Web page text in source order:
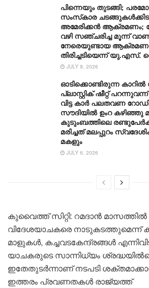
പിന്നെയും തുടങ്ങി;
സംസ്‌കാര
അമേരിക്കൻ ആക്രമണം;
വഴി സഞ്ചരിച്ച മൂന്ന്
നേരെയുണ്ടായ
തിരിച്ചടിയെന്ന്
JULY 8, 2026
ഓടിക്കൊണ്ടിരുന്ന കാറിൽ
പ്ലാസ്റ്റിക് ഷീറ്റ്
വിട്ട കാർ പലതവണ
സൗദിയിൽ ഉംറ കഴിഞ്ഞു
കുടുംബത്തിലെ
മരിച്ചത് മലപ്പുറം
മകളും
JULY 6, 2026
കുവൈത്ത് സിറ്റി: റമദാന്‍ മാസത്തില്‍
വിദേശയാചകരെ
മാളുകൾ, കച്ചവടകേന്ദ്രങ്ങൾ
യാചകരുടെ സാന്നിധ്യം
ഇതേതുടർന്നാണ് നടപടി
ഇത്തരം പ്രവണതകൾ രാജ്യത്ത്